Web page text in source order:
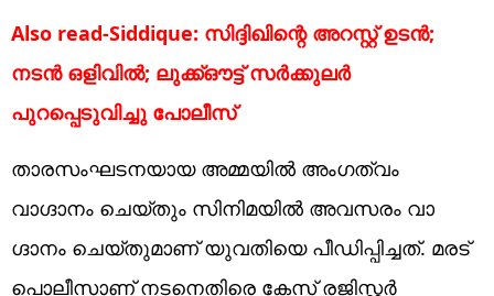
Also read-Siddique: സിദ്ദിഖിന്റെ അറസ്റ്റ് ഉടന്‍;
നടൻ ഒളിവിൽ; ലുക്ക്ഔട്ട് സർക്കുലർ
പുറപ്പെടുവിച്ചു പോലീസ്
താരസംഘടനയായ അമ്മയില്‍ അംഗത്വം
വാഗ്ദാനം ചെയ്തും സിനിമയിൽ അവസരം വാ​
ഗ്ദാനം ചെയ്തുമാണ് യുവതിയെ പീഡിപ്പിച്ചത്. മരട്
പൊലീസാണ് നടനെതിരെ കേസ് രജിസ്റ്റർ